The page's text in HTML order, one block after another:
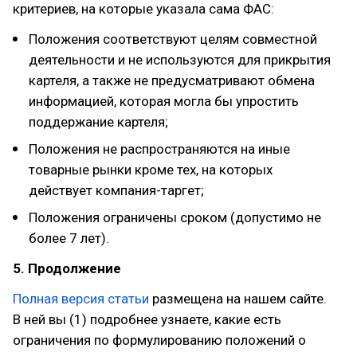
критериев, на которые указала сама ФАС:
Положения соответствуют целям совместной
деятельности и не используются для прикрытия
картеля, а также не предусматривают обмена
информацией, которая могла бы упростить
поддержание картеля;
Положения не распространяются на иные
товарные рынки кроме тех, на которых
действует компания-таргет;
Положения ограничены сроком (допустимо не
более 7 лет).
5. Продолжение
Полная версия статьи размещена на нашем сайте.
В ней вы (1) подробнее узнаете, какие есть
ограничения по формулированию положений о